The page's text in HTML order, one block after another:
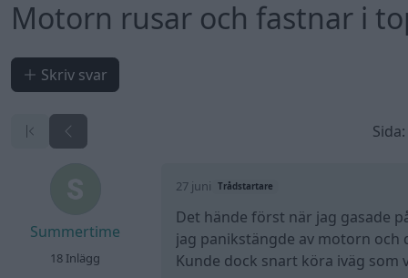
Motorn rusar och fastnar i
Skriv svar
Sida:
Summertime
18 Inlägg
27 juni Trådstartare
Det hände först när jag gasade
jag panikstängde av motorn och
Kunde dock snart köra iväg som